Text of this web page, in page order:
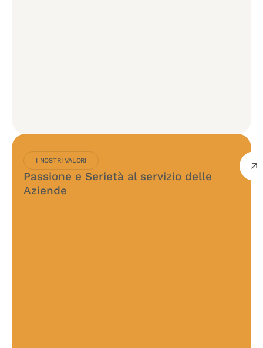
I NOSTRI VALORI
Passione e Serietà al servizio delle
Aziende